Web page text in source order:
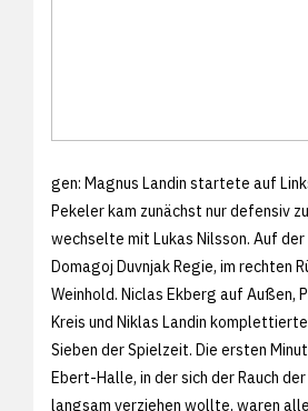
gen: Magnus Landin startete auf
Pekeler kam zunächst nur defensiv
wechselte mit Lukas Nilsson. Auf
Domagoj Duvnjak Regie, im rechten
Weinhold. Niclas Ekberg auf Außen,
Kreis und Niklas Landin
Sieben der Spielzeit. Die ersten
Ebert-Halle, in der sich der Rauch
langsam verziehen wollte, waren